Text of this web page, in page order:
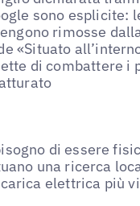
sono esplicite:
rimosse
«Situato
di combattere i
di essere
una ricerca
elettrica più